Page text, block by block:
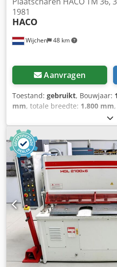
Wijchen 48 km
1981
HACO
Aanvragen
Toestand: gebruikt, Bouwjaar:
mm, totale breedte: 1.800 mm
Kleur: Groen Gewicht: 4.500 kg
Documentatie aanwezig: Nee
certificaat aanwezig: Nee -
Aansturing: Conventioneel -
Uitvoering: Guillotine - Max.
werkbreedte [mm]: 3100 -
aanslag [mm]: 1000 -
Vingerbeveiliging: Vast -
Snijspleetinstelling:
- Transportafmetingen:
b x h) - Transportgewicht [kg]:
1 Financiële informatie BTW:
BTW BTW/marge: BTW
Levering en inruil altijd
sectoren Lukas van Rossum